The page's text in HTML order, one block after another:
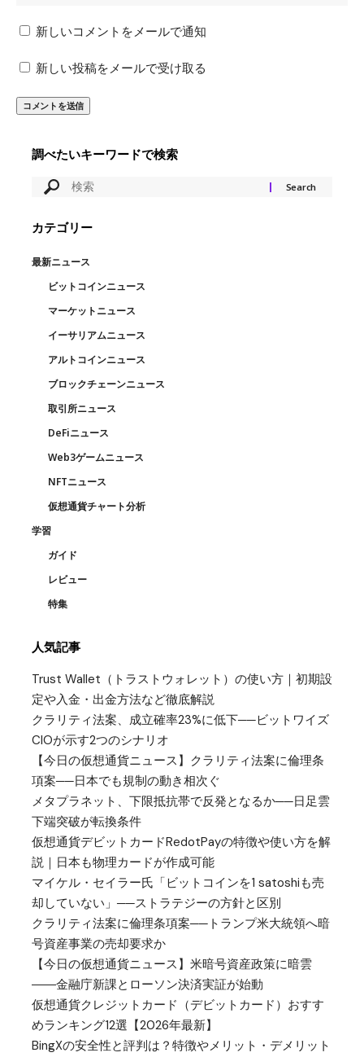
新しいコメントをメールで通知
新しい投稿をメールで受け取る
調べたいキーワードで検索
カテゴリー
最新ニュース
ビットコインニュース
マーケットニュース
イーサリアムニュース
アルトコインニュース
ブロックチェーンニュース
取引所ニュース
DeFiニュース
Web3ゲームニュース
NFTニュース
仮想通貨チャート分析
学習
ガイド
レビュー
特集
人気記事
Trust Wallet（トラストウォレット）の使い方｜初期設
定や入金・出金方法など徹底解説
クラリティ法案、成立確率23%に低下──ビットワイズ
CIOが示す2つのシナリオ
【今日の仮想通貨ニュース】クラリティ法案に倫理条
項案──日本でも規制の動き相次ぐ
メタプラネット、下限抵抗帯で反発となるか──日足雲
下端突破が転換条件
仮想通貨デビットカードRedotPayの特徴や使い方を解
説｜日本も物理カードが作成可能
マイケル・セイラー氏「ビットコインを1 satoshiも売
却していない」──ストラテジーの方針と区別
クラリティ法案に倫理条項案──トランプ米大統領へ暗
号資産事業の売却要求か
【今日の仮想通貨ニュース】米暗号資産政策に暗雲
――金融庁新課とローソン決済実証が始動
仮想通貨クレジットカード（デビットカード）おすす
めランキング12選【2026年最新】
BingXの安全性と評判は？特徴やメリット・デメリット